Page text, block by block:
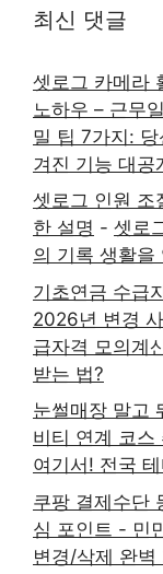
최신 댓글
셋로그 카메라
노하우 – 근무
밀 팁 7가지:
겨진 기능 대공
셋로그 인원 조
한 설명 - 셋로
의 기록 생활을
기초연금 수급
2026년 변경
급자격 모의계
받는 법?
눈썰매장 말고
비티 연계 코스
여기서! 전국
쿠팡 결제수단
심 포인트 - 민
변경/삭제 완